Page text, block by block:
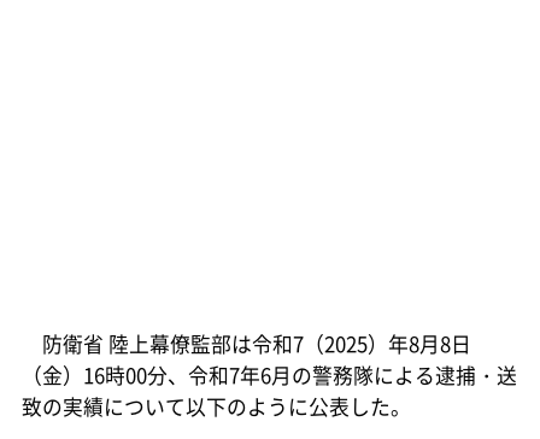
防衛省 陸上幕僚監部は令和7（2025）年8月8日
（金）16時00分、令和7年6月の警務隊による逮捕・送
致の実績について以下のように公表した。